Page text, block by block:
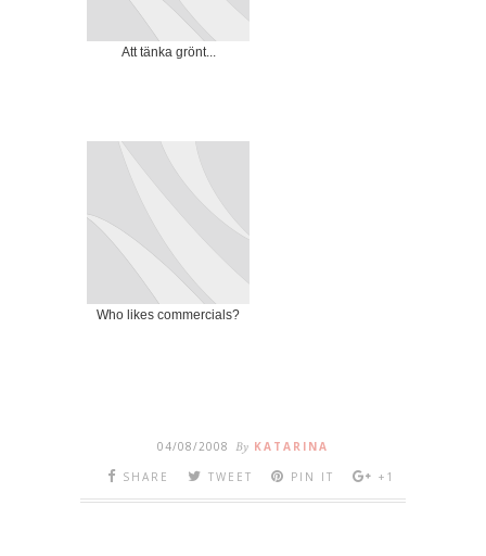
Att tänka grönt...
Who likes commercials?
04/08/2008 By KATARINA
SHARE
TWEET PIN IT +1